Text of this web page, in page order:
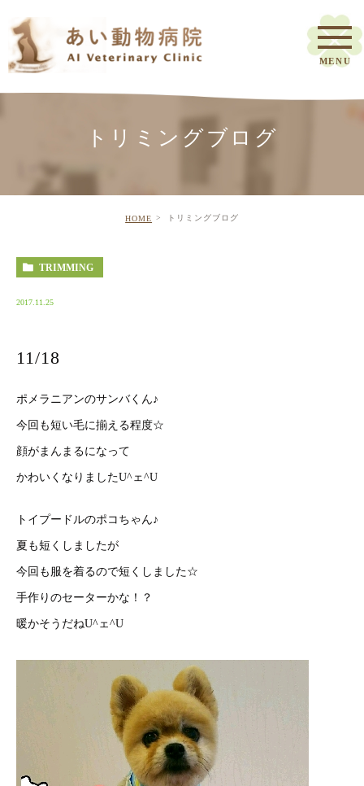
トリミングブログ
HOME トリミングブログ
TRIMMING
2017.11.25
11/18
ポメラニアンのサンバくん♪
今回も短い毛に揃える程度☆
顔がまんまるになって
かわいくなりましたU^ェ^U
トイプードルのポコちゃん♪
夏も短くしましたが
今回も服を着るので短くしました☆
手作りのセーターかな！？
暖かそうだねU^ェ^U